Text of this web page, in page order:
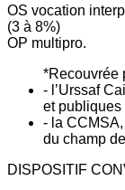
OS vocation
(3 à 8%)
OP multipro.
*Recouvrée
- l’Urssaf
et publiques
- la
du champ
DISPOSITIF